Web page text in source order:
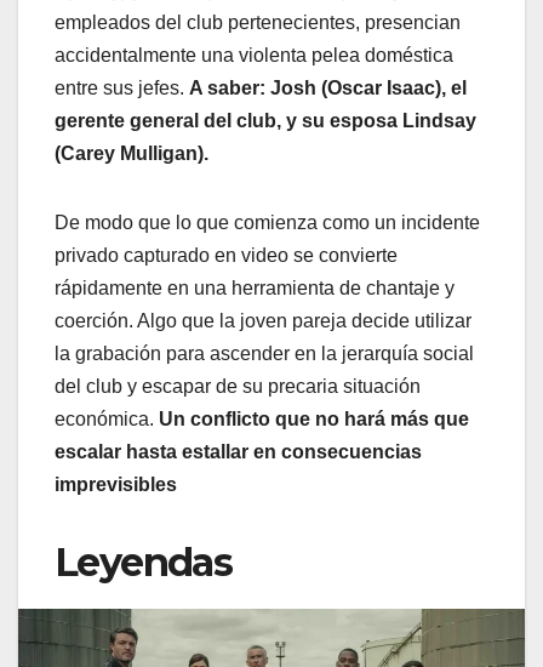
empleados del club pertenecientes, presencian
accidentalmente una violenta pelea doméstica
entre sus jefes. A saber: Josh (Oscar Isaac), el
gerente general del club, y su esposa Lindsay
(Carey Mulligan).
De modo que lo que comienza como un incidente
privado capturado en video se convierte
rápidamente en una herramienta de chantaje y
coerción. Algo que la joven pareja decide utilizar
la grabación para ascender en la jerarquía social
del club y escapar de su precaria situación
económica. Un conflicto que no hará más que
escalar hasta estallar en consecuencias
imprevisibles
Leyendas